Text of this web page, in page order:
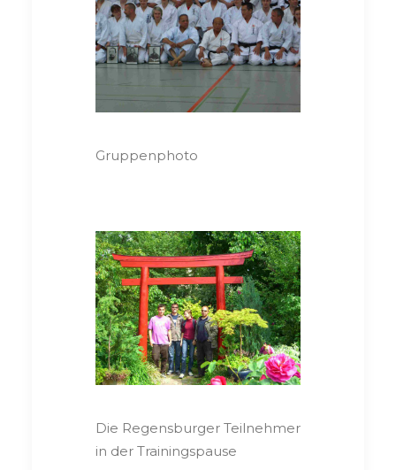
Gruppenphoto
Die Regensburger Teilnehmer
in der Trainingspause